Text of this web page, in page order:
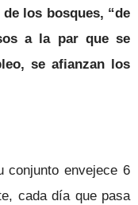
los bosques, “de
a la par que se
se afianzan los
conjunto envejece 6
cada día que pasa